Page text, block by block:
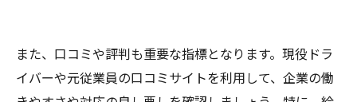
また、口コミや評判も重要な指標となります。現役ドラ
イバーや元従業員の口コミサイトを利用して、企業の働